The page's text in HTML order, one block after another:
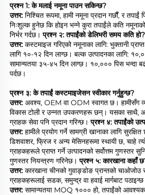
प्रश्न 1: के मलाई नमूना पाउन सकिन्छ?
उत्तर: निश्चित रूपमा, हामी नमूना प्रदान गर्छौं, र तपाईं
निःशुल्क हुनेछ कि होइन भन्ने कुरा तपाईंले कति
निर्भर गर्दछ। प्रश्न २: तपाईंको डेलिभरी समय कति हो?
उत्तर: कस्टमाइज गरिएको नमूनाका लागि: भुक्तानी
लागि १०-१२ दिन लाग्छ। बल्क उत्पादनका लागि:
सामान्यतया ३५-४५ दिन लाग्छ। १०,००० पिस
पर्दछ।
प्रश्न ३: के तपाईं कस्टमाइजेसन स्वीकार गर्नुहुन्छ?
उत्तर: अवश्य, OEM वा ODM स्वागत छ। हामीसँग
विकास टोली र उन्नत उपकरणहरू छन्। यसका साथै,
ग्राहक सेवा पनि प्रदान गरिन्छ। प्रश्न ४: तपाईंको
उत्तर: हामीले प्रयोग गर्ने सामग्री खानाका लागि
डिशवाशर, फ्रिज र अन्य मेसिनहरूमा स्थायी छ, चाहे त्यो
ग्राहकहरूले प्राप्त गर्ने उत्पादनको सर्वोत्तम गुणस्तर
गुणस्तर नियन्त्रण गरिनेछ। प्रश्न ५: कारखाना कहाँ
उत्तर: कारखाना चीनको गुवाङ्डोङ प्रान्तको चाओजोउ
ग्राहकहरूलाई सडक, समुन्द्र वा हवाई मार्गबाट
उत्तर: सामान्यतया MOQ १००० हो, तपाईंको